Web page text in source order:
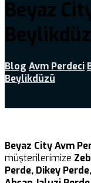
Beyaz
Blog Avm Perdeci
Beylikdüzü
Beyaz City Avm
müşterilerimize
Perde, Dikey